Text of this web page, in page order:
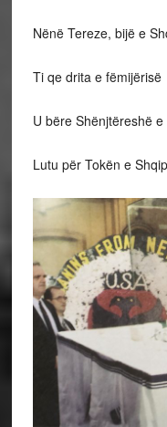
Nënë Tereze, bijë e
Ti qe drita e fëmijërisë
U bëre Shënjtëreshë
Lutu për Tokën e